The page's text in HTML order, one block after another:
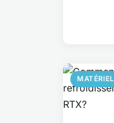
MATÉRIEL